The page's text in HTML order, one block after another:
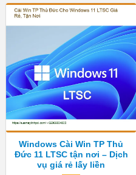
Windows Cài Win TP Thủ
Đức 11 LTSC tận nơi – Dịch
vụ giá rẻ lấy liền